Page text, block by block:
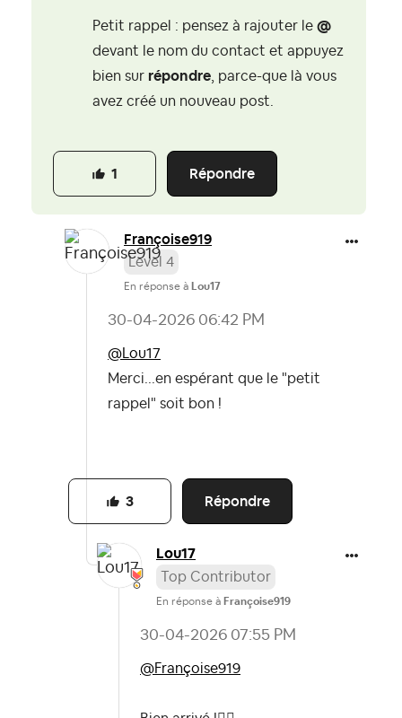
Petit rappel : pensez à rajouter le @
devant le nom du contact et appuyez
bien sur répondre , parce-que là vous
avez créé un nouveau post.
Répondre
1
Françoise919
Level 4
En réponse à Lou17
‎30-04-2026 06:42 PM
@Lou17
Merci...en espérant que le "petit
rappel" soit bon !
Répondre
3
Lou17
Top Contributor
En réponse à Françoise919
‎30-04-2026 07:55 PM
@Françoise919